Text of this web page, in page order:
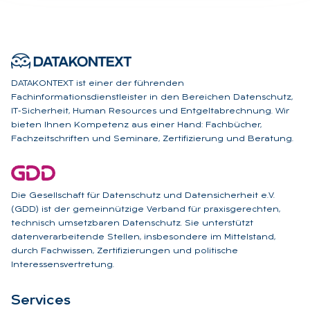
DATAKONTEXT ist einer der führenden
Fachinformationsdienstleister in den Bereichen Datenschutz,
IT-Sicherheit, Human Resources und Entgeltabrechnung. Wir
bieten Ihnen Kompetenz aus einer Hand: Fachbücher,
Fachzeitschriften und Seminare, Zertifizierung und Beratung.
Die Gesellschaft für Datenschutz und Datensicherheit e.V.
(GDD) ist der gemeinnützige Verband für praxisgerechten,
technisch umsetzbaren Datenschutz. Sie unterstützt
datenverarbeitende Stellen, insbesondere im Mittelstand,
durch Fachwissen, Zertifizierungen und politische
Interessensvertretung.
Ser­vices